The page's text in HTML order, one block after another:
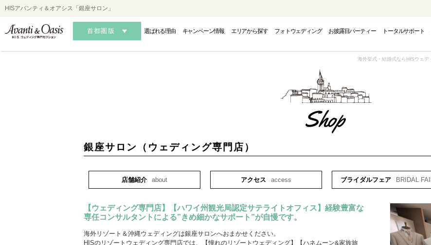
HISアバンティ＆オアシス「銀座サロン」
首都圏版 選ばれる理由 キャンペーン情報
CAMPAIGN
キャンペーン
HAWAII
-ハワイ結婚式・挙式-
OKINAWA
-沖縄結婚式・挙式-
AUSTRALIA
-オーストラリア・ニュージーラン
MALDIVES・SOUTH PACIFIC
-モルディブ･南太平洋
AMERICA
-その他海
エリアから探す
AREA
エリアから探す
HAWAII
-ハワイ結婚式・挙式-
OKINAWA
-沖縄結婚式・挙式-
AUSTRALIA
-オーストラリア・ニュージーラン
MALDIVES・SOUTH PACIFIC
-モルディブ･南太平洋
AMERICA
-その他海
フォトウェディング
PHOTO WEDDING
フォトウェディング
HAWAII
-ハワイフォトウェディング-
OKINAWA
-沖縄フォトウェディング-
AUSTRALIA
-オーストラリア・ニュージーラン
MALDIVES・SOUTH PACIFIC
-モルディブ･南太平洋
AMERICA
-アメリカ・カリブフォトウェディ
-その他海外
お披露目パーティー トータルサポート
海外挙式・結婚式ならHISウェデ
銀座サロン（ウェディング専門店）
店舗紹介 about アクセス access ブライダルフェア BRIDAL
【ウェディング専門店】【ハワイ州観光局認定サテライトオフィス】経験豊富な
専任コンサルタントによる”きめ細かなサポート”が自慢です。
海外リゾート＆沖縄ウェディングは銀座サロンへおまかせください。
HISのリゾートウェディング専門店では、【憧れのリゾートウェディング】【ハネムーン&家族旅